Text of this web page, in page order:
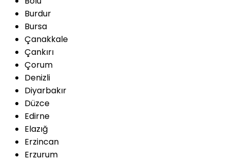
Burdur
Bursa
Çanakkale
Çankırı
Çorum
Denizli
Diyarbakır
Düzce
Edirne
Elazığ
Erzincan
Erzurum